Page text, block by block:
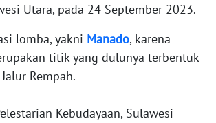
Utara, pada 24 September 2023.
lomba, yakni Manado, karena
titik yang dulunya terbentuk
Rempah.
Kebudayaan, Sulawesi